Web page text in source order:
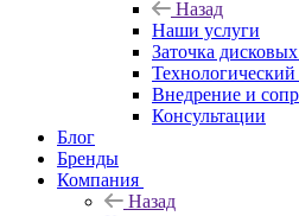
Назад
Наши услуги
Заточка
Технологический
Внедрение и
Консультации
Блог
Бренды
Компания
Назад